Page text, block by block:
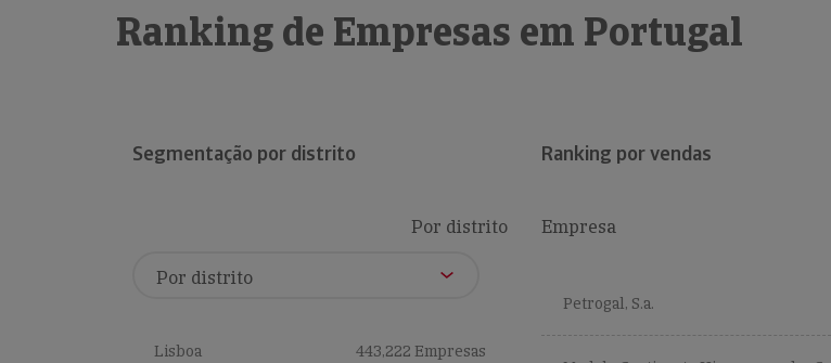
Ranking de Empresas em Portugal
Segmentação por distrito
Por distrito
Lisboa 443,222 Empresas
Ranking por vendas
Empresa
Petrogal, S.a.